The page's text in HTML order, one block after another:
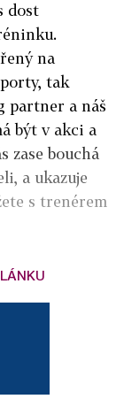
dost
na
tak
partner a náš
být v akci a
zase bouchá
a ukazuje
s trenérem